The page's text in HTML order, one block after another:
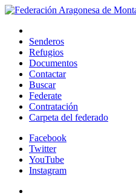
Senderos
Refugios
Documentos
Contactar
Buscar
Federate
Contratación
Carpeta del federado
Facebook
Twitter
YouTube
Instagram